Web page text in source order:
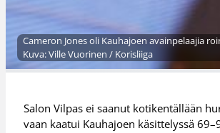
Cameron Jones oli Kauhajoen avainpelaajia
Kuva: Ville Vuorinen / Korisliiga
Salon Vilpas ei saanut kotikentällään
vaan kaatui Kauhajoen käsittelyssä